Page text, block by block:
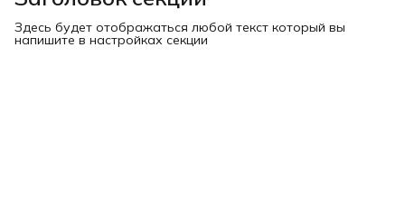
Здесь будет отображаться любой текст который вы
напишите в настройках секции